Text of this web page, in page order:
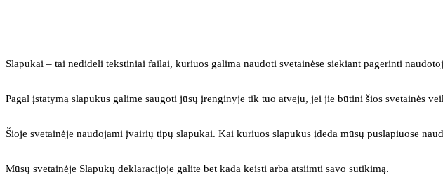
Slapukai – tai nedideli tekstiniai failai, kuriuos galima naudoti svetainėse siekiant pagerinti
Pagal įstatymą slapukus galime saugoti jūsų įrenginyje tik tuo atveju, jei jie būtini šios svetainės
Šioje svetainėje naudojami įvairių tipų slapukai. Kai kuriuos slapukus įdeda mūsų puslapiuose
Mūsų svetainėje Slapukų deklaracijoje galite bet kada keisti arba atsiimti savo sutikimą.